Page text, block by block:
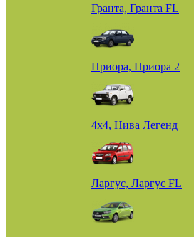
Гранта, Гранта FL
Приора, Приора 2
4х4, Нива Легенд
Ларгус, Ларгус FL